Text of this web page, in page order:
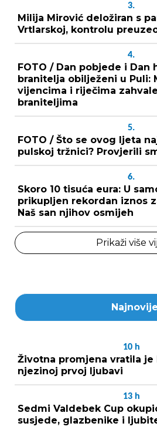
3.
Milija Mirović deložiran s
Vrtlarskoj, kontrolu
4.
FOTO / Dan pobjede i Dan
branitelja obilježeni u Puli:
vijencima i riječima
braniteljima
5.
FOTO / Što se ovog ljeta
pulskoj tržnici? Provjerili
6.
Skoro 10 tisuća eura: U
prikupljen rekordan iznos
Naš san njihov osmijeh
Prikaži više
Najnovije
10 h
Životna promjena vratila je
njezinoj prvoj ljubavi
13 h
Sedmi Valdebek Cup
susjede, glazbenike i